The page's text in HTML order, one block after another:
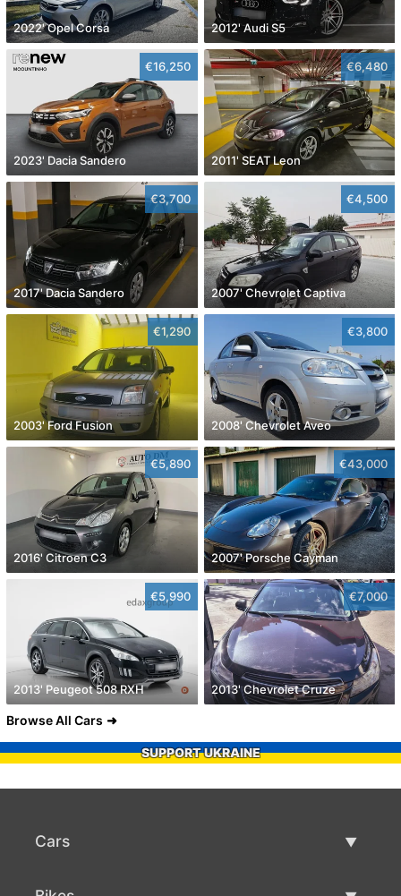
2022' Opel Corsa 2012' Audi S5
€16,250
2023' Dacia Sandero
€6,480
2011' SEAT Leon
€3,700
2017' Dacia Sandero
€4,500
2007' Chevrolet Captiva
€1,290
2003' Ford Fusion
€3,800
2008' Chevrolet Aveo
€5,890
2016' Citroen C3
€43,000
2007' Porsche Cayman
€5,990
2013' Peugeot 508 RXH
€7,000
2013' Chevrolet Cruze
Browse All Cars
SUPPORT UKRAINE
Cars